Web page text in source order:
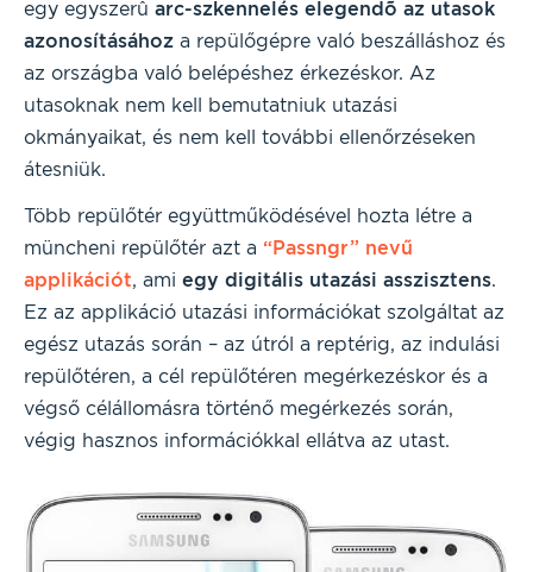
egy egyszerû arc-szkennelés elegendõ az utasok
azonosításához a repülőgépre való beszálláshoz és
az országba való belépéshez érkezéskor. Az
utasoknak nem kell bemutatniuk utazási
okmányaikat, és nem kell további ellenőrzéseken
átesniük.
Több repülőtér együttműködésével hozta létre a
müncheni repülőtér azt a “Passngr” nevű
applikációt, ami egy digitális utazási asszisztens.
Ez az applikáció utazási információkat szolgáltat az
egész utazás során – az útról a reptérig, az indulási
repülőtéren, a cél repülőtéren megérkezéskor és a
végső célállomásra történő megérkezés során,
végig hasznos információkkal ellátva az utast.